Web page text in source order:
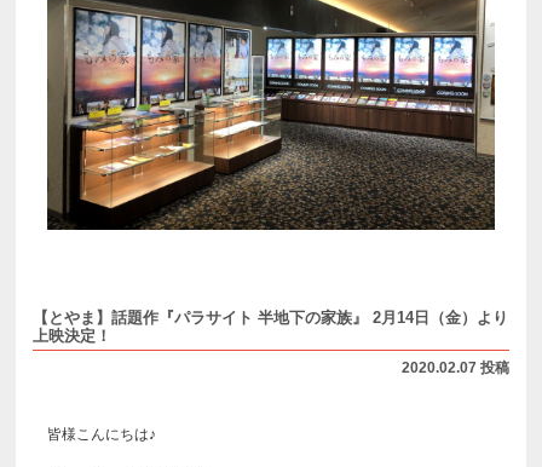
【とやま】話題作『パラサイト 半地下の家族』 2月14日（金）より
上映決定！
2020.02.07 投稿
皆様こんにちは♪